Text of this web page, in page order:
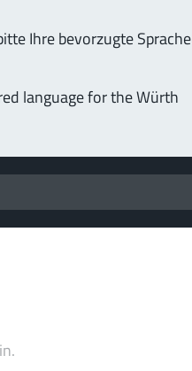
Ihre bevorzugte Sprache
language for the Würth